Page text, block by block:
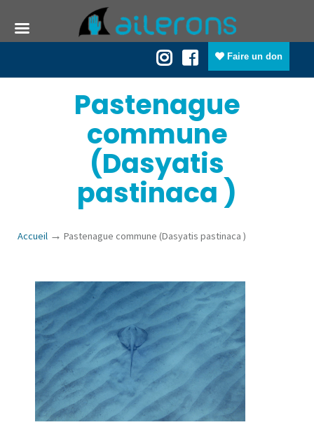
Faire un don
Pastenague
commune
(Dasyatis
pastinaca )
Accueil → Pastenague commune (Dasyatis pastinaca )